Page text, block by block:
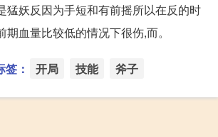
猛妖反因为手短和有前摇所以在反的时
血量比较低的情况下很伤,而。
签： 开局 技能 斧子